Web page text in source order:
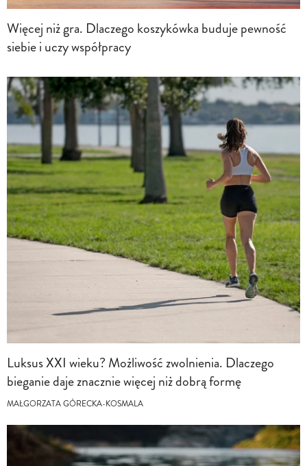
Więcej niż gra. Dlaczego koszykówka buduje pewność
siebie i uczy współpracy
Luksus XXI wieku? Możliwość zwolnienia. Dlaczego
bieganie daje znacznie więcej niż dobrą formę
MAŁGORZATA GÓRECKA-KOSMALA